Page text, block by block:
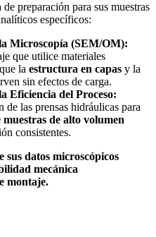
preparación para sus muestras
específicos:
Microscopía (SEM/OM):
que utilice materiales
la estructura en capas y la
sin efectos de carga.
Eficiencia del Proceso:
las prensas hidráulicas para
de alto volumen
consistentes.
datos microscópicos
mecánica
montaje.